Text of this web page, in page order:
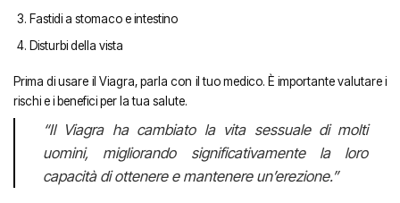
Fastidi a stomaco e intestino
Disturbi della vista
Prima di usare il Viagra, parla con il tuo medico. È importante valutare i
rischi e i benefici per la tua salute.
“Il Viagra ha cambiato la vita sessuale di molti
uomini, migliorando significativamente la loro
capacità di ottenere e mantenere un’erezione.”